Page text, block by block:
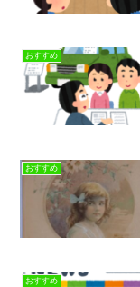
おすすめ
おすすめ
おすすめ